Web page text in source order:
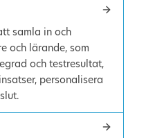
samla in och
och lärande, som
och testresultat,
personalisera